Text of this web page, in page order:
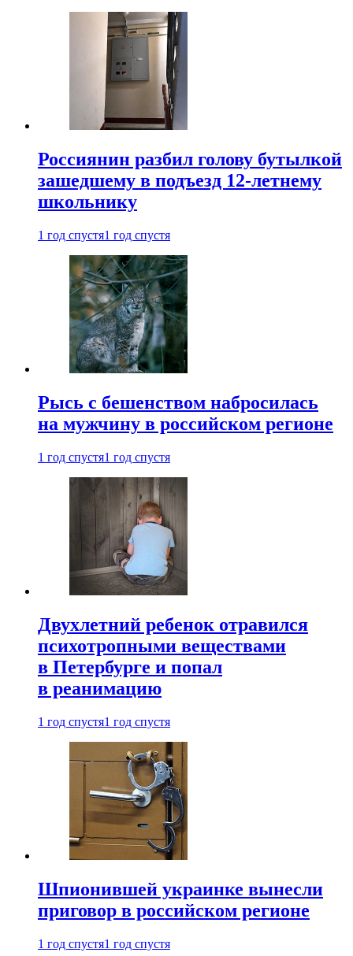
Россиянин разбил голову бутылкой
зашедшему в подъезд 12-летнему
школьнику
1 год спустя1 год спустя
Рысь с бешенством набросилась
на мужчину в российском регионе
1 год спустя1 год спустя
Двухлетний ребенок отравился
психотропными веществами
в Петербурге и попал
в реанимацию
1 год спустя1 год спустя
Шпионившей украинке вынесли
приговор в российском регионе
1 год спустя1 год спустя